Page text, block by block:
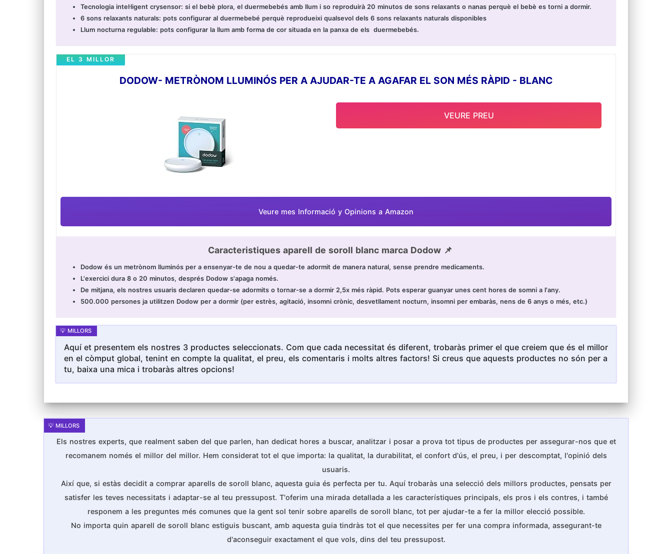
Tecnologia intel·ligent crysensor: si el bebè plora, el duermebebés amb llum i so reproduirà 20 minutos de sons relaxants o nanas perquè el bebè es torni a dormir.
6 sons relaxants naturals: pots configurar al duermebebé perquè reprodueixi qualsevol dels 6 sons relaxants naturals disponibles
Llum nocturna regulable: pots configurar la llum amb forma de cor situada en la panxa de els duermebebés.
DODOW- METRÒNOM LLUMINÓS PER A AJUDAR-TE A AGAFAR EL SON MÉS RÀPID - BLANC
EL 3 MILLOR
Veure mes Informació y Opinions a Amazon
Caracteristiques aparell de soroll blanc marca Dodow 📌
Dodow és un metrònom lluminós per a ensenyar-te de nou a quedar-te adormit de manera natural, sense prendre medicaments.
L'exercici dura 8 o 20 minutos, després Dodow s'apaga només.
De mitjana, els nostres usuaris declaren quedar-se adormits o tornar-se a dormir 2,5x més ràpid. Pots esperar guanyar unes cent hores de somni a l'any.
500.000 persones ja utilitzen Dodow per a dormir (per estrès, agitació, insomni crònic, desvetllament nocturn, insomni per embaràs, nens de 6 anys o més, etc.)
VEURE PREU
Aquí et presentem els nostres 3 productes seleccionats. Com que cada necessitat és diferent, trobaràs primer el que creiem que és el millor
en el còmput global, tenint en compte la qualitat, el preu, els comentaris i molts altres factors! Si creus que aquests productes no són per a
tu, baixa una mica i trobaràs altres opcions!
Els nostres experts, que realment saben del que parlen, han dedicat hores a buscar, analitzar i posar a prova tot tipus de productes per assegurar-nos que et
recomanem només el millor del millor. Hem considerat tot el que importa: la qualitat, la durabilitat, el confort d'ús, el preu, i per descomptat, l'opinió dels
usuaris.
Així que, si estàs decidit a comprar aparells de soroll blanc, aquesta guia és perfecta per tu. Aquí trobaràs una selecció dels millors productes, pensats per
satisfer les teves necessitats i adaptar-se al teu pressupost. T'oferim una mirada detallada a les característiques principals, els pros i els contres, i també
responem a les preguntes més comunes que la gent sol tenir sobre aparells de soroll blanc, tot per ajudar-te a fer la millor elecció possible.
No importa quin aparell de soroll blanc estiguis buscant, amb aquesta guia tindràs tot el que necessites per fer una compra informada, assegurant-te
d'aconseguir exactament el que vols, dins del teu pressupost.